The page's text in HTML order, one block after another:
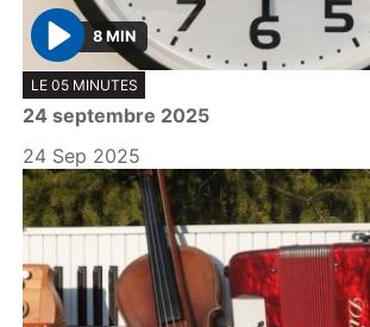
P
l
a
y
8 MIN
LE 05 MINUTES
24 septembre 2025
24 Sep 2025